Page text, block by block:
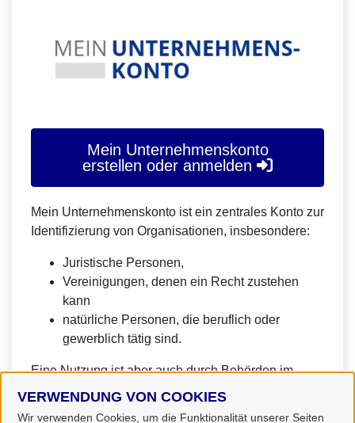
VERWENDUNG VON COOKIES
Wir verwenden Cookies, um die Funktionalität unserer Seiten
Mein Unternehmenskonto
erstellen oder anmelden
Mein Unternehmenskonto ist ein zentrales Konto zur
Identifizierung von Organisationen, insbesondere:
Juristische Personen,
Vereinigungen, denen ein Recht zustehen
kann
natürliche Personen, die beruflich oder
gewerblich tätig sind.
Eine Nutzung ist aber auch durch Behörden im
Sinne von § 1 Abs. 4 Verwaltungsverfahrensgesetz